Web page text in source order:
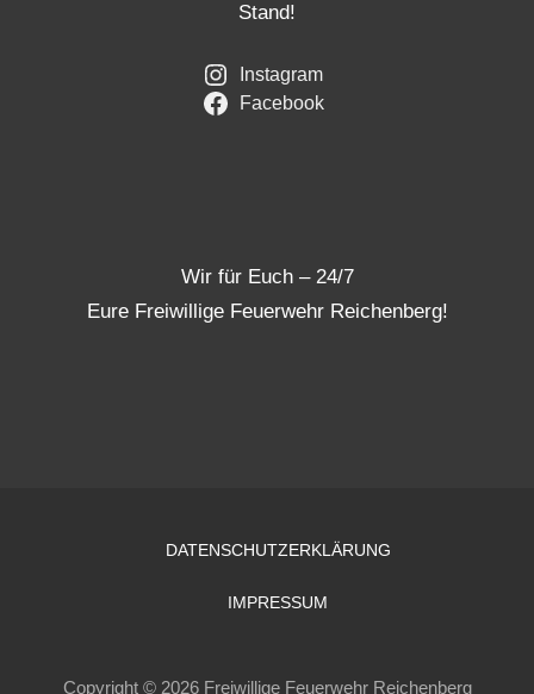
Stand!
Instagram
Facebook
Wir für Euch – 24/7
Eure Freiwillige Feuerwehr Reichenberg!
DATENSCHUTZERKLÄRUNG
IMPRESSUM
Copyright © 2026 Freiwillige Feuerwehr Reichenberg